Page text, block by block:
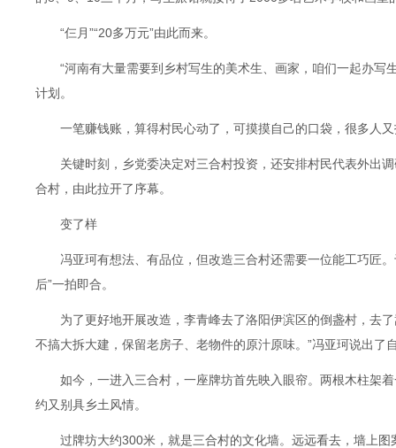
“仨月”“20多万元”由此而来。
“河南有大量需要到乡村写生的美术生、画家，咱们一起办写
计划。
一笔赚钱账，算得村民心动了，可摸摸自己的口袋，很多人又
关键时刻，乡党委决定对三合村投资，还安排村民代表外出调
合村，由此拉开了序幕。
变了样
冯亚珂有想法、有品位，但改造三合村还需要一位能工巧匠。
后”一拍即合。
为了更好地开展改造，李青峰去了洛阳伊滨区的倒盏村，去了
不搞大拆大建，保留老房子、老物件的原汁原味。”冯亚珂说出了
如今，一进入三合村，一座牌坊首先映入眼帘。两根木柱架着
约又别具乡土风情。
过牌坊大约300米，就是三合村的文化墙。远远看去，墙上图